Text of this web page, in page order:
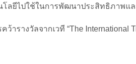
ลยีไปใช้ในการพัฒนาประสิทธิภาพแ
รางวัลจากเวที “The International